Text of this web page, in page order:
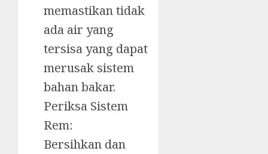
memastikan tidak
ada air yang
tersisa yang dapat
merusak sistem
bahan bakar.
Periksa Sistem
Rem:
Bersihkan dan